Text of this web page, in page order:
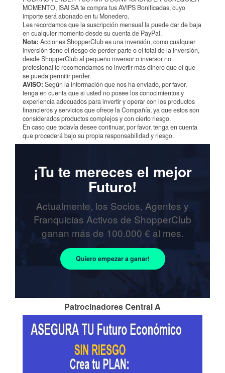
MOMENTO, ISAI SA te compra tus AVIPS Bonificadas, cuyo
importe será abonado en tu Monedero.
Les recordamos que la suscripción mensual la puede dar de baja
en cualquier momento desde su cuenta de PayPal.
Nota: Acciones ShopperClub es una inversión, como cualquier
inversión tiene el riesgo de perder parte o el total de la inversión,
desde ShopperClub al pequeño inversor o inversor no
profesional le recomendamos no invertir más dinero que el que
se pueda permitir perder.
AVISO: Según la información que nos ha enviado, por favor,
tenga en cuenta que si usted no posee los conocimientos y
experiencia adecuados para invertir y operar con los productos
financieros y servicios que ofrece la Compañía, ya que estos son
considerados productos complejos y con cierto riesgo.
En caso que todavía desee continuar, por favor, tenga en cuenta
que procederá bajo su propia responsabilidad y riesgo.
¡Tu te mereces el mejor
Futuro!
Actualmente, los Socios, Agentes y
Franquicias Activos de ShopperClub
ganan más de 100.000 € al mes.
Quiero empezar a ganar!
Patrocinadores Central A